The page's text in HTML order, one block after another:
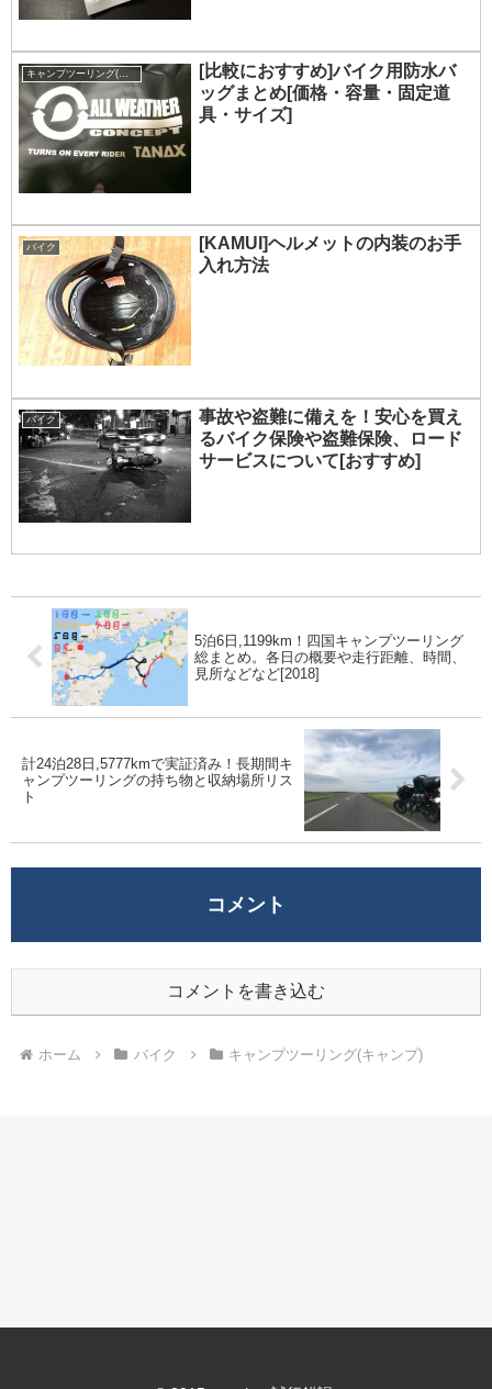
キャンプツーリング(キャンプ)
[比較におすすめ]バイク用防水バ
ッグまとめ[価格・容量・固定道
具・サイズ]
バイク
[KAMUI]ヘルメットの内装のお手
入れ方法
バイク
事故や盗難に備えを！安心を買え
るバイク保険や盗難保険、ロード
サービスについて[おすすめ]
5泊6日,1199km！四国キャンプツーリング
総まとめ。各日の概要や走行距離、時間、
見所などなど[2018]
計24泊28日,5777kmで実証済み！長期間キ
ャンプツーリングの持ち物と収納場所リス
ト
コメント
コメントを書き込む
ホーム バイク キャンプツーリング(キャンプ)